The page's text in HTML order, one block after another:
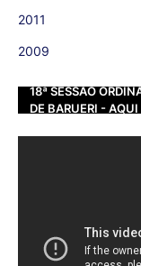
2011
2009
18ª SESSÃO
DE BARUERI - AQUI